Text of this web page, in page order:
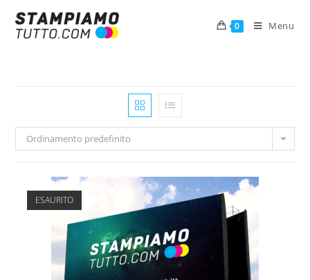
0 Menu
Ordinamento predefinito
ESAURITO